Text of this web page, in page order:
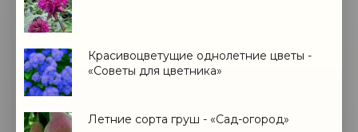
Красивоцветущие однолетние цветы -
«Советы для цветника»
Летние сорта груш - «Сад-огород»